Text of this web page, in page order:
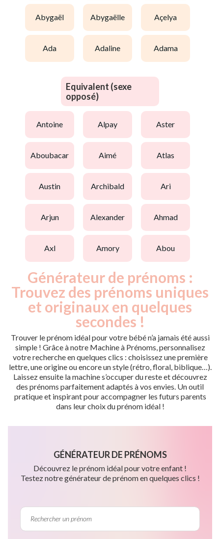
abygaël abygaëlle açelya
ada adaline adama
Equivalent (sexe
opposé)
antoine alpay aster
aboubacar aimé atlas
austin archibald ari
arjun alexander ahmad
axl amory abou
Générateur de prénoms :
Trouvez des prénoms uniques
et originaux en quelques
secondes !
Trouver le prénom idéal pour votre bébé n’a jamais été aussi
simple ! Grâce à notre Machine à Prénoms, personnalisez
votre recherche en quelques clics : choisissez une première
lettre, une origine ou encore un style (rétro, floral, biblique…).
Laissez ensuite la machine s’occuper du reste et découvrez
des prénoms parfaitement adaptés à vos envies. Un outil
pratique et inspirant pour accompagner les futurs parents
dans leur choix du prénom idéal !
GÉNÉRATEUR DE PRÉNOMS
Découvrez le prénom idéal pour votre enfant !
Testez notre générateur de prénom en quelques clics !